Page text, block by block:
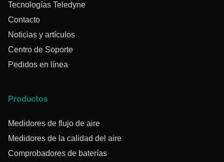
Tecnologías Teledyne
Contacto
Noticias y artículos
Centro de Soporte
Pedidos en línea
Productos
Medidores de flujo de aire
Medidores de la calidad del aire
Comprobadores de baterías